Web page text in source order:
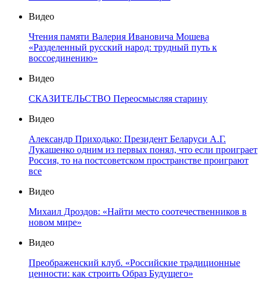
Видео
Чтения памяти Валерия Ивановича Мошева
«Разделенный русский народ: трудный путь к
воссоединению»
Видео
СКАЗИТЕЛЬСТВО Переосмысляя старину
Видео
Александр Приходько: Президент Беларуси А.Г.
Лукашенко одним из первых понял, что если проиграет
Россия, то на постсоветском пространстве проиграют
все
Видео
Михаил Дроздов: «Найти место соотечественников в
новом мире»
Видео
Преображенский клуб. «Российские традиционные
ценности: как строить Образ Будущего»